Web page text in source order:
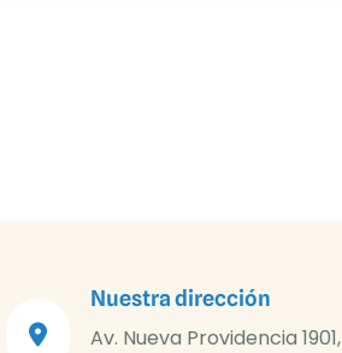
Nuestra dirección
Av. Nueva Providencia 1901,